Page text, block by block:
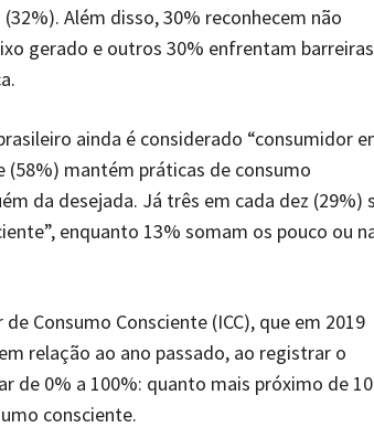
Além disso, 30% reconhecem não
gerado e outros 30% enfrentam barreiras
ainda é considerado “consumidor
(58%) mantém práticas de consumo
da desejada. Já três em cada dez (29%)
enquanto 13% somam os pouco ou
Consumo Consciente (ICC), que em 2019
relação ao ano passado, ao registrar o
de 0% a 100%: quanto mais próximo de
consciente.